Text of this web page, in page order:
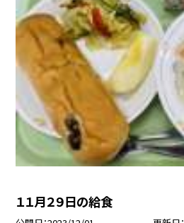
１１月２９日の給食